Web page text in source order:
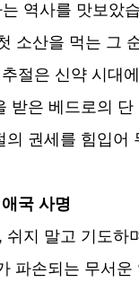
역사를 맛보았
소산을 먹는 그
절은 신약 시대
받은 베드로의 단
의 권세를 힘입어
국 사명
, 쉬지 말고 기도하
파손되는 무서운